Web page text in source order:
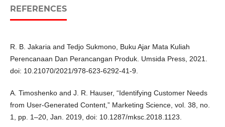
REFERENCES
R. B. Jakaria and Tedjo Sukmono, Buku Ajar Mata Kuliah
Perencanaan Dan Perancangan Produk. Umsida Press, 2021.
doi: 10.21070/2021/978-623-6292-41-9.
A. Timoshenko and J. R. Hauser, “Identifying Customer Needs
from User-Generated Content,” Marketing Science, vol. 38, no.
1, pp. 1–20, Jan. 2019, doi: 10.1287/mksc.2018.1123.